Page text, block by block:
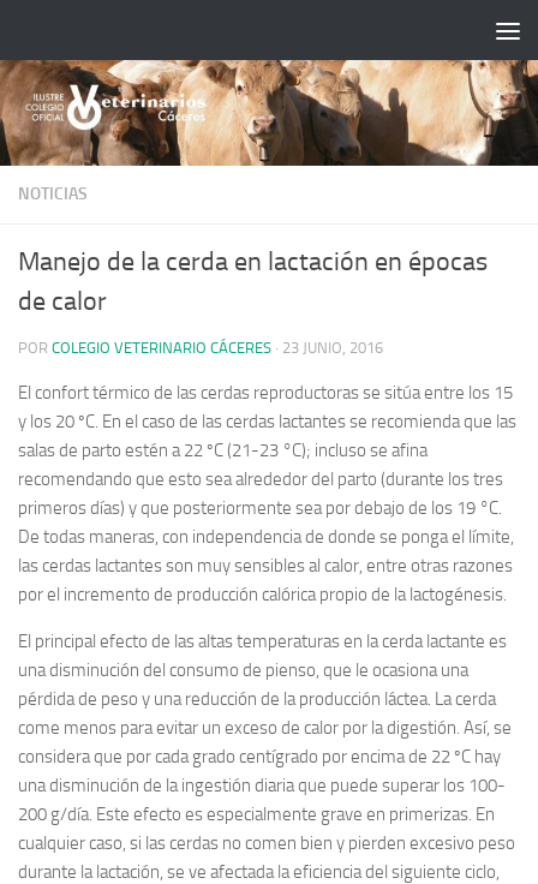
NOTICIAS
Manejo de la cerda en lactación en épocas
de calor
POR COLEGIO VETERINARIO CÁCERES · 23 JUNIO, 2016
El confort térmico de las cerdas reproductoras se sitúa entre los 15
y los 20 ºC. En el caso de las cerdas lactantes se recomienda que las
salas de parto estén a 22 ºC (21-23 °C); incluso se afina
recomendando que esto sea alrededor del parto (durante los tres
primeros días) y que posteriormente sea por debajo de los 19 °C.
De todas maneras, con independencia de donde se ponga el límite,
las cerdas lactantes son muy sensibles al calor, entre otras razones
por el incremento de producción calórica propio de la lactogénesis.
El principal efecto de las altas temperaturas en la cerda lactante es
una disminución del consumo de pienso, que le ocasiona una
pérdida de peso y una reducción de la producción láctea. La cerda
come menos para evitar un exceso de calor por la digestión. Así, se
considera que por cada grado centígrado por encima de 22 ºC hay
una disminución de la ingestión diaria que puede superar los 100-
200 g/día. Este efecto es especialmente grave en primerizas. En
cualquier caso, si las cerdas no comen bien y pierden excesivo peso
durante la lactación, se ve afectada la eficiencia del siguiente ciclo,